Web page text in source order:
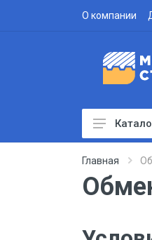
О компании
Профнастил
Главная